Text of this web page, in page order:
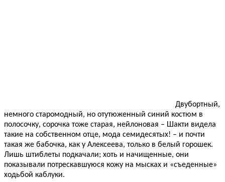
Двубортный,
немного старомодный, но отутюженный синий костюм в
полосочку, сорочка тоже старая, нейлоновая – Шакти видела
такие на собственном отце, мода семидесятых! – и почти
такая же бабочка, как у Алексеева, только в белый горошек.
Лишь штиблеты подкачали; хоть и начищенные, они
показывали потрескавшуюся кожу на мысках и «съеденные»
ходьбой каблуки.